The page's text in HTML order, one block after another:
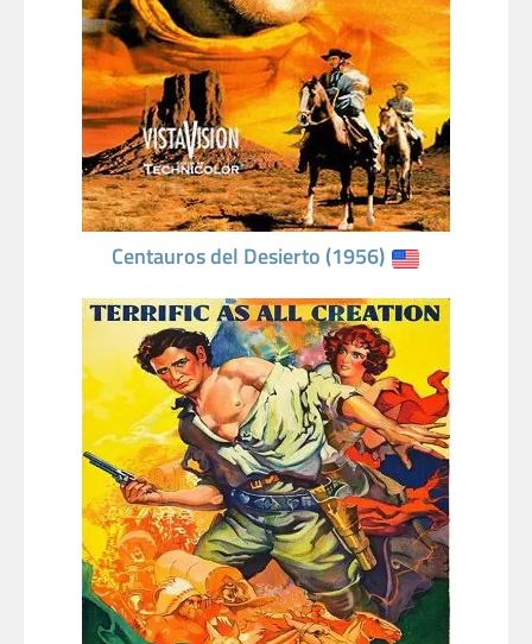
Centauros del Desierto (1956)